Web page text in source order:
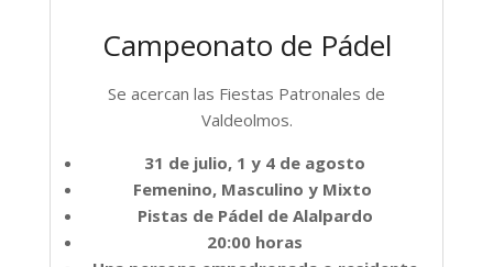
Campeonato de Pádel
Se acercan las Fiestas Patronales de
Valdeolmos.
31 de julio, 1 y 4 de agosto
Femenino, Masculino y Mixto
Pistas de Pádel de Alalpardo
20:00 horas